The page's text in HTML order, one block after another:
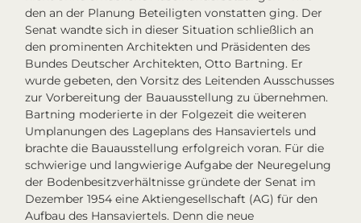
den an der Planung Beteiligten vonstatten ging. Der
Senat wandte sich in dieser Situation schließlich an
den prominenten Architekten und Präsidenten des
Bundes Deutscher Architekten, Otto Bartning. Er
wurde gebeten, den Vorsitz des Leitenden Ausschusses
zur Vorbereitung der Bauausstellung zu übernehmen.
Bartning moderierte in der Folgezeit die weiteren
Umplanungen des Lageplans des Hansaviertels und
brachte die Bauausstellung erfolgreich voran. Für die
schwierige und langwierige Aufgabe der Neuregelung
der Bodenbesitzverhältnisse gründete der Senat im
Dezember 1954 eine Aktiengesellschaft (AG) für den
Aufbau des Hansaviertels. Denn die neue